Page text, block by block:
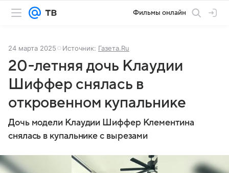
Фильмы онлайн
24 марта 2025 Источник: Газета.Ru
20-летняя дочь Клаудии
Шиффер снялась в
откровенном купальнике
Дочь модели Клаудии Шиффер Клементина
снялась в купальнике с вырезами